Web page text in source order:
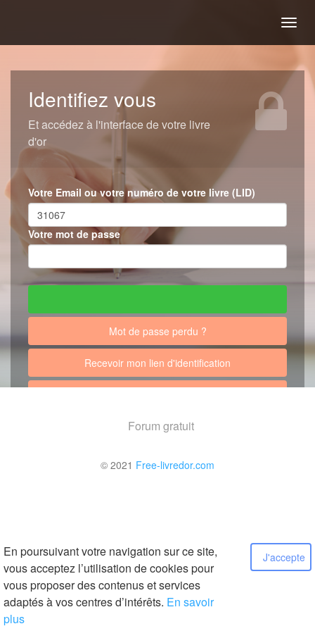
En poursuivant votre navigation sur ce site,
vous acceptez l’utilisation de cookies pour
vous proposer des contenus et services
adaptés à vos centres d’intérêts. En savoir
plus
J'accepte
Identifiez vous
Et accédez à l'interface de votre livre
d'or
Votre Email ou votre numéro de votre livre (LID)
Votre mot de passe
Mot de passe perdu ?
Recevoir mon lien d'identification
Forum gratuit
© 2021 Free-livredor.com